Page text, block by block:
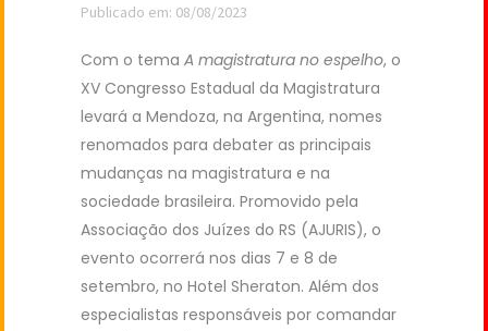
Publicado em: 08/08/2023
Com o tema A magistratura no espelho, o
XV Congresso Estadual da Magistratura
levará a Mendoza, na Argentina, nomes
renomados para debater as principais
mudanças na magistratura e na
sociedade brasileira. Promovido pela
Associação dos Juízes do RS (AJURIS), o
evento ocorrerá nos dias 7 e 8 de
setembro, no Hotel Sheraton. Além dos
especialistas responsáveis por comandar